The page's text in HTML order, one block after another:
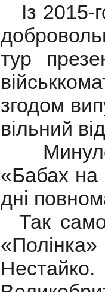
Із 2015-
тур
згодом
вільний
«Бабах на
дні
Так